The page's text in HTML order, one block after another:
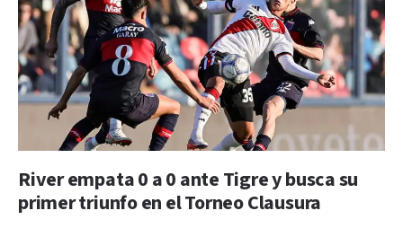
River empata 0 a 0 ante Tigre y busca su
primer triunfo en el Torneo Clausura